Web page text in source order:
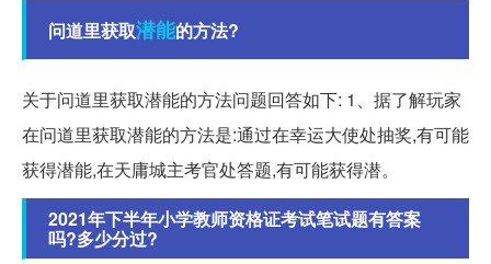
问道里获取潜能的方法?
关于问道里获取潜能的方法问题回答如下: 1、据了解玩家
在问道里获取潜能的方法是:通过在幸运大使处抽奖,有可能
获得潜能,在天庸城主考官处答题,有可能获得潜。
2021年下半年小学教师资格证考试笔试题有答案
吗?多少分过?